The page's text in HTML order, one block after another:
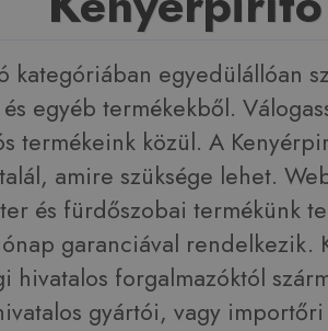
kategóriában egyedülállóan
egyéb termékekből.
termékeink közül. A
amire szüksége lehet.
és fürdőszobai termékünk
garanciával rendelkezik.
hivatalos forgalmazóktól
gyártói, vagy